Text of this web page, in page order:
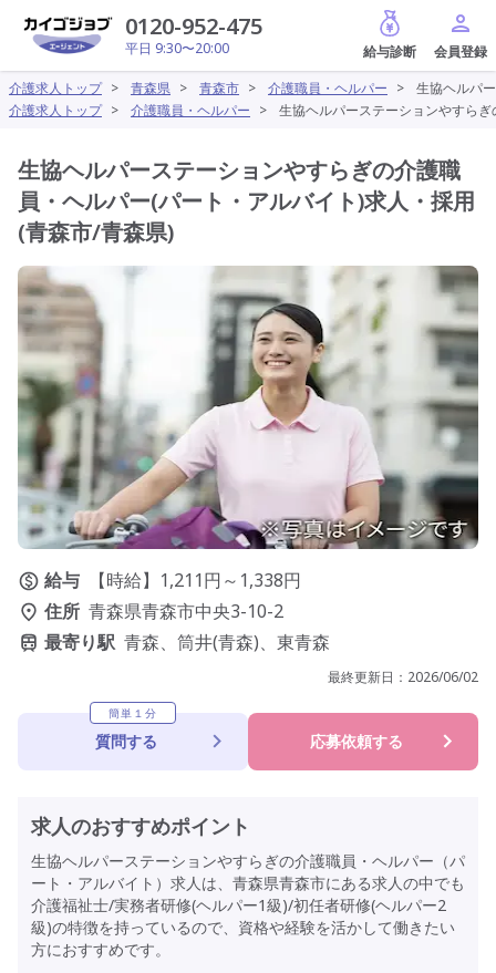
0120-952-475
平日 9:30〜20:00
給与診断
介護求人トップ > 青森県 > 青森市 > 介護職員・ヘルパー >
生協ヘルパ
介護求人トップ > 介護職員・ヘルパー > 生協ヘルパーステーションやすら
生協ヘルパーステーションやすらぎの介護職
員・ヘルパー(パート・アルバイト)求人・採用
(青森市/青森県)
給与
【時給】1,211円～1,338円
住所 青森県青森市中央3-10-2
最寄り駅 青森、筒井(青森)、東青森
最終更新日： 2026/06/02
簡単１分
質問する 応募依頼する
求人のおすすめポイント
生協ヘルパーステーションやすらぎの介護職員・ヘルパー（パ
ート・アルバイト）求人は、青森県青森市にある求人の中でも
介護福祉士/実務者研修(ヘルパー1級)/初任者研修(ヘルパー2
級)の特徴を持っているので、資格や経験を活かして働きたい
方におすすめです。